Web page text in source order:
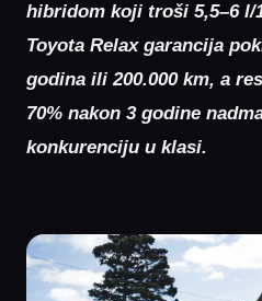
hibridom koji troši 5,5–6 l/
Toyota Relax garancija
godina ili 200.000 km, a
70% nakon 3 godine
konkurenciju u klasi.